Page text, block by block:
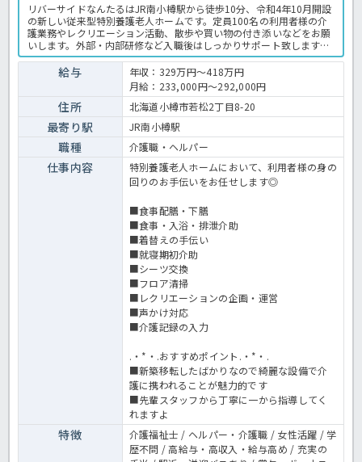
リバーサイドなんたるはJR南小樽駅から徒歩10分、令和4年10月開設
の新しい従来型特別養護老人ホームです。定員100名の利用者様の介
護業務やレクリエーション活動、散歩や買い物の付き添いなどをお願
いします。外部・内部研修など入職後はしっかりサポート致しますの
で、ブランクのある方も安心してご応募下さい。これまでのキャリア
を活かせる働き方ができる求人です！お問い合わせは是非一度ほっ介
護まで♪特養での介護業務全般です。 ＜介護職 正職員 特別養護老
給与
年収：329万円～418万円
月給：233,000円～292,000円
住所 北海道小樽市若松2丁目8-20
最寄り駅 JR南小樽駅
職種 介護職・ヘルパー
仕事内容
特別養護老人ホームにおいて、利用者様の身の
回りのお手伝いをお任せします◎
■食事配膳・下膳
■食事・入浴・排泄介助
■着替えの手伝い
■就寝期初介助
■シーツ交換
■フロア清掃
■レクリエーションの企画・運営
■声かけ対応
■介護記録の入力
.・*・.おすすめポイント.・*・.
■新築移転したばかりなので綺麗な設備で介
護に携われることが魅力的です
■先輩スタッフから丁寧に一から指導してく
れますよ
特徴
介護福祉士 / ヘルパー・介護職 / 女性活躍 / 学
歴不問 / 高給与・高収入・給与高め / 充実の